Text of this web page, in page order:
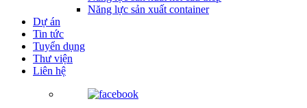
Năng lực sản xuất container
Dự án
Tin tức
Tuyển dụng
Thư viện
Liên hệ